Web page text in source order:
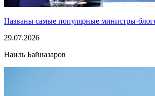
Названы самые популярные министры-
29.07.2026
Наиль Байназаров